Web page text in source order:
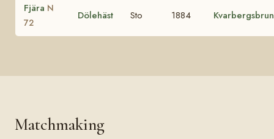
Fjära N
72
Dölehäst Sto 1884
Matchmaking